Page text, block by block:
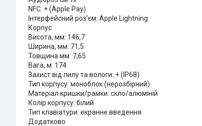
NFC: + (Apple Pay)
Інтерфейсний роз'єм: Apple Lightning
Корпус
Висота, мм: 146,7
Ширина, мм: 71,5
Товщина мм: 7,65
Вага, м: 174
Захист від пилу та вологи: + (IP68)
Тип корпусу: моноблок (нерозбірний)
Матеріал кришки/рамки: скло/алюміній
Колір корпусу: білий
Тип клавіатури: екранне введення
Додатково